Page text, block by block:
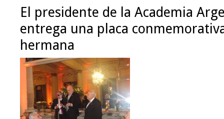
El presidente de la Academia
entrega una placa
hermana